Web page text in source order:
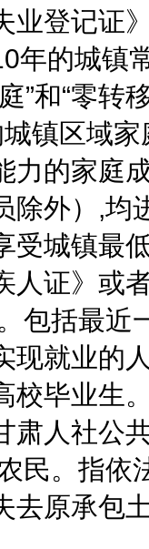
业登记证
年的城镇
”和“零转
镇区域
力的家庭
除外）,
受城镇最
人证》或
包括最近
现就业的
校毕业生
肃人社公
民。指依
去原承包